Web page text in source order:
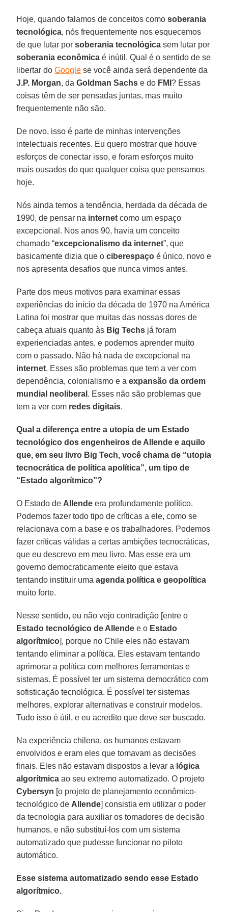
Hoje, quando falamos de conceitos comosoberania
tecnológica, nós frequentemente nos esquecemos
de que lutar porsoberania tecnológica sem lutar por
soberania econômica é inútil. Qual é o sentido de se
libertar doGoogle se você ainda será dependente da
J.P. Morgan, daGoldman Sachs e do FMI? Essas
coisas têm de ser pensadas juntas, mas muito
frequentemente não são.
De novo, isso é parte de minhas intervenções
intelectuais recentes. Eu quero mostrar que houve
esforços de conectar isso, e foram esforços muito
mais ousados do que qualquer coisa que pensamos
hoje.
Nós ainda temos a tendência, herdada da década de
1990, de pensar na internet como um espaço
excepcional. Nos anos 90, havia um conceito
chamado “excepcionalismo da internet”, que
basicamente dizia que ociberespaço é único, novo e
nos apresenta desafios que nunca vimos antes.
Parte dos meus motivos para examinar essas
experiências do início da década de 1970 na América
Latina foi mostrar que muitas das nossas dores de
cabeça atuais quanto às Big Techs já foram
experienciadas antes, e podemos aprender muito
com o passado. Não há nada de excepcional na
internet. Esses são problemas que tem a ver com
dependência, colonialismo e aexpansão da ordem
mundial neoliberal . Esses não são problemas que
tem a ver com redes digitais.
Qual a diferença entre a utopia de um Estado
tecnológico dos engenheiros de Allende e aquilo
que, em seu livro Big Tech, você chama de “utopia
tecnocrática de política apolítica”, um tipo de
“Estado algorítmico”?
O Estado de Allende era profundamente político.
Podemos fazer todo tipo de críticas a ele, como se
relacionava com a base e os trabalhadores. Podemos
fazer críticas válidas a certas ambições tecnocráticas,
que eu descrevo em meu livro. Mas esse era um
governo democraticamente eleito que estava
tentando instituir umaagenda política e geopolítica
muito forte.
Nesse sentido, eu não vejo contradição [entre o
Estado tecnológico de Allende e o Estado
algorítmico], porque no Chile eles não estavam
tentando eliminar a política. Eles estavam tentando
aprimorar a política com melhores ferramentas e
sistemas. É possível ter um sistema democrático com
sofisticação tecnológica. É possível ter sistemas
melhores, explorar alternativas e construir modelos.
Tudo isso é útil, e eu acredito que deve ser buscado.
Na experiência chilena, os humanos estavam
envolvidos e eram eles que tomavam as decisões
finais. Eles não estavam dispostos a levar a lógica
algorítmica ao seu extremo automatizado. O projeto
Cybersyn [o projeto de planejamento econômico-
tecnológico de Allende] consistia em utilizar o poder
da tecnologia para auxiliar os tomadores de decisão
humanos, e não substituí-los com um sistema
automatizado que pudesse funcionar no piloto
automático.
Esse sistema automatizado sendo esse Estado
algorítmico.